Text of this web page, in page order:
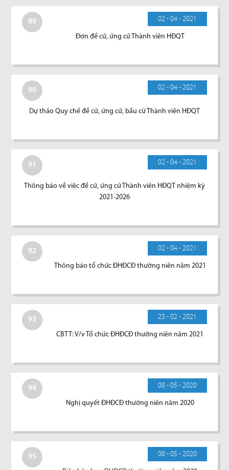
89 02 - 04 - 2021
Đơn đề cử, ứng cử Thành viên HĐQT
90 02 - 04 - 2021
Dự thảo Quy chế đề cử, ứng cử, bầu cử Thành viên HĐQT
91 02 - 04 - 2021
Thông báo về việc đề cử, ứng cử Thành viên HĐQT nhiệm kỳ
2021-2026
92 02 - 04 - 2021
Thông báo tổ chức ĐHĐCĐ thường niên năm 2021
93 23 - 02 - 2021
CBTT: V/v Tổ chức ĐHĐCĐ thường niên năm 2021
94 08 - 05 - 2020
Nghị quyết ĐHĐCĐ thường niên năm 2020
95 08 - 05 - 2020